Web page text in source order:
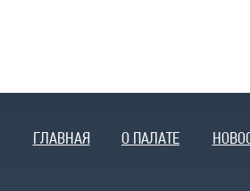
ГЛАВНАЯ О ПАЛАТЕ